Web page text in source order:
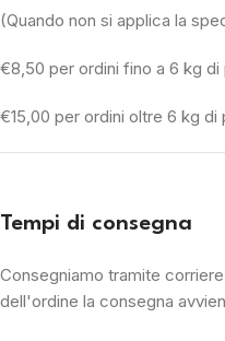
(Quando non si applica la
€8,50 per ordini fino a 6 kg
€15,00 per ordini oltre 6 kg
Tempi di consegna
Consegniamo tramite
dell'ordine la consegna